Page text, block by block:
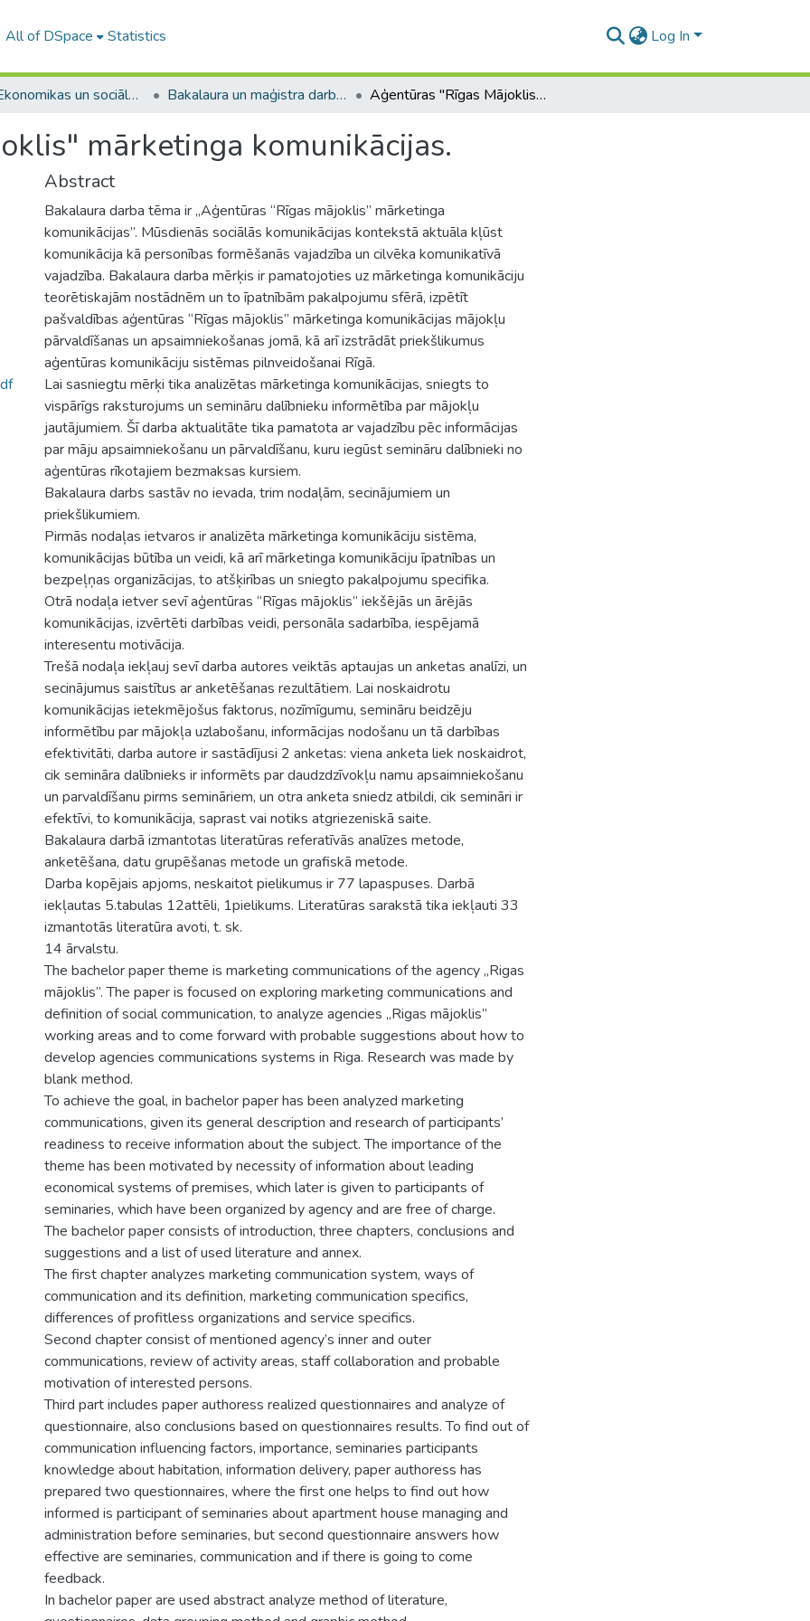
All of DSpace Statistics Log In
A -- Ekonomikas un sociālo zinātņu fakultāte / Faculty of Economics and Social Sciences Bakalaura un maģistra darbi (ESZF) / Bachelor's and Master's theses Aģentūras "Rīgas Mājoklis" mārketinga komunikācijas.
mārketinga komunikācijas.
Abstract
Bakalaura darba tēma ir „Aģentūras “Rīgas mājoklis” mārketinga
komunikācijas”. Mūsdienās sociālās komunikācijas kontekstā aktuāla kļūst
komunikācija kā personības formēšanās vajadzība un cilvēka komunikatīvā
vajadzība. Bakalaura darba mērķis ir pamatojoties uz mārketinga komunikāciju
teorētiskajām nostādnēm un to īpatnībām pakalpojumu sfērā, izpētīt
pašvaldības aģentūras “Rīgas mājoklis” mārketinga komunikācijas mājokļu
pārvaldīšanas un apsaimniekošanas jomā, kā arī izstrādāt priekšlikumus
aģentūras komunikāciju sistēmas pilnveidošanai Rīgā.
Lai sasniegtu mērķi tika analizētas mārketinga komunikācijas, sniegts to
vispārīgs raksturojums un semināru dalībnieku informētība par mājokļu
jautājumiem. Šī darba aktualitāte tika pamatota ar vajadzību pēc informācijas
par māju apsaimniekošanu un pārvaldīšanu, kuru iegūst semināru dalībnieki no
aģentūras rīkotajiem bezmaksas kursiem.
Bakalaura darbs sastāv no ievada, trim nodaļām, secinājumiem un
priekšlikumiem.
Pirmās nodaļas ietvaros ir analizēta mārketinga komunikāciju sistēma,
komunikācijas būtība un veidi, kā arī mārketinga komunikāciju īpatnības un
bezpeļņas organizācijas, to atšķirības un sniegto pakalpojumu specifika.
Otrā nodaļa ietver sevī aģentūras “Rīgas mājoklis” iekšējās un ārējās
komunikācijas, izvērtēti darbības veidi, personāla sadarbība, iespējamā
interesentu motivācija.
Trešā nodaļa iekļauj sevī darba autores veiktās aptaujas un anketas analīzi, un
secinājumus saistītus ar anketēšanas rezultātiem. Lai noskaidrotu
komunikācijas ietekmējošus faktorus, nozīmīgumu, semināru beidzēju
informētību par mājokļa uzlabošanu, informācijas nodošanu un tā darbības
efektivitāti, darba autore ir sastādījusi 2 anketas: viena anketa liek noskaidrot,
cik semināra dalībnieks ir informēts par daudzdzīvokļu namu apsaimniekošanu
un parvaldīšanu pirms semināriem, un otra anketa sniedz atbildi, cik semināri ir
efektīvi, to komunikācija, saprast vai notiks atgriezeniskā saite.
Bakalaura darbā izmantotas literatūras referatīvās analīzes metode,
anketēšana, datu grupēšanas metode un grafiskā metode.
Darba kopējais apjoms, neskaitot pielikumus ir 77 lapaspuses. Darbā
iekļautas 5.tabulas 12attēli, 1pielikums. Literatūras sarakstā tika iekļauti 33
izmantotās literatūra avoti, t. sk.
14 ārvalstu.
The bachelor paper theme is marketing communications of the agency „Rigas
mājoklis”. The paper is focused on exploring marketing communications and
definition of social communication, to analyze agencies „Rigas mājoklis”
working areas and to come forward with probable suggestions about how to
develop agencies communications systems in Riga. Research was made by
blank method.
To achieve the goal, in bachelor paper has been analyzed marketing
communications, given its general description and research of participants’
readiness to receive information about the subject. The importance of the
theme has been motivated by necessity of information about leading
economical systems of premises, which later is given to participants of
seminaries, which have been organized by agency and are free of charge.
The bachelor paper consists of introduction, three chapters, conclusions and
suggestions and a list of used literature and annex.
The first chapter analyzes marketing communication system, ways of
communication and its definition, marketing communication specifics,
differences of profitless organizations and service specifics.
Second chapter consist of mentioned agency’s inner and outer
communications, review of activity areas, staff collaboration and probable
motivation of interested persons.
Third part includes paper authoress realized questionnaires and analyze of
questionnaire, also conclusions based on questionnaires results. To find out of
communication influencing factors, importance, seminaries participants
knowledge about habitation, information delivery, paper authoress has
prepared two questionnaires, where the first one helps to find out how
informed is participant of seminaries about apartment house managing and
administration before seminaries, but second questionnaire answers how
effective are seminaries, communication and if there is going to come
feedback.
In bachelor paper are used abstract analyze method of literature,